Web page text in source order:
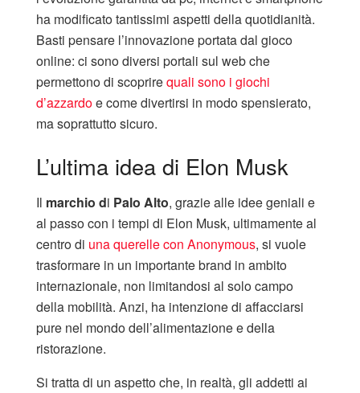
ha modificato tantissimi aspetti della quotidianità.
Basti pensare l’innovazione portata dal gioco
online: ci sono diversi portali sul web che
permettono di scoprirequali sono i giochi
d’azzardoe come divertirsi in modo spensierato,
ma soprattutto sicuro.
L’ultima idea di Elon Musk
Il marchio di Palo Alto, grazie alle idee geniali e
al passo con i tempi di Elon Musk, ultimamente al
centro di una querelle con Anonymous, si vuole
trasformare in un importante brand in ambito
internazionale, non limitandosi al solo campo
della mobilità. Anzi, ha intenzione di affacciarsi
pure nel mondo dell’alimentazione e della
ristorazione.
Si tratta di un aspetto che, in realtà, gli addetti ai